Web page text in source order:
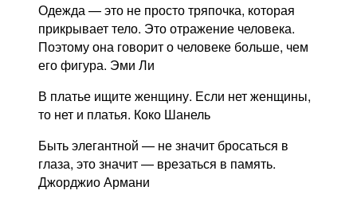
Одежда — это не просто тряпочка, которая
прикрывает тело. Это отражение человека.
Поэтому она говорит о человеке больше, чем
его фигура. Эми Ли
В платье ищите женщину. Если нет женщины,
то нет и платья. Коко Шанель
Быть элегантной — не значит бросаться в
глаза, это значит — врезаться в память.
Джорджио Армани